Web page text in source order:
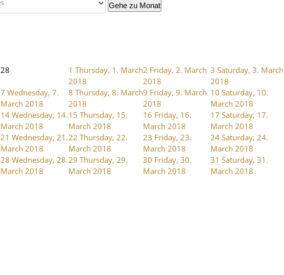
Gehe zu Monat
28 1 Thursday, 1. March
2018
2 Friday, 2. March
2018
3 Saturday, 3. March
2018
7 Wednesday, 7.
March 2018
8 Thursday, 8. March
2018
9 Friday, 9. March
2018
10 Saturday, 10.
March 2018
14 Wednesday, 14.
March 2018
15 Thursday, 15.
March 2018
16 Friday, 16.
March 2018
17 Saturday, 17.
March 2018
21 Wednesday, 21.
March 2018
22 Thursday, 22.
March 2018
23 Friday, 23.
March 2018
24 Saturday, 24.
March 2018
28 Wednesday, 28.
March 2018
29 Thursday, 29.
March 2018
30 Friday, 30.
March 2018
31 Saturday, 31.
March 2018